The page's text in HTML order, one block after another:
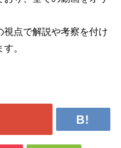
視点で解説や考察を付け
。